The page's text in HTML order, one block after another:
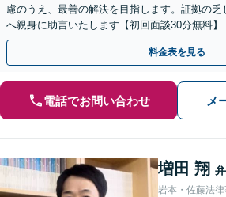
慮のうえ、最善の解決を目指します。証拠の
へ親身に助言いたします【初回面談30分無料】
K】【夜間面談可】【ビデオ面談可】
料金表を見る
電話でお問い合わせ メ
増田 翔
岩本・佐藤法